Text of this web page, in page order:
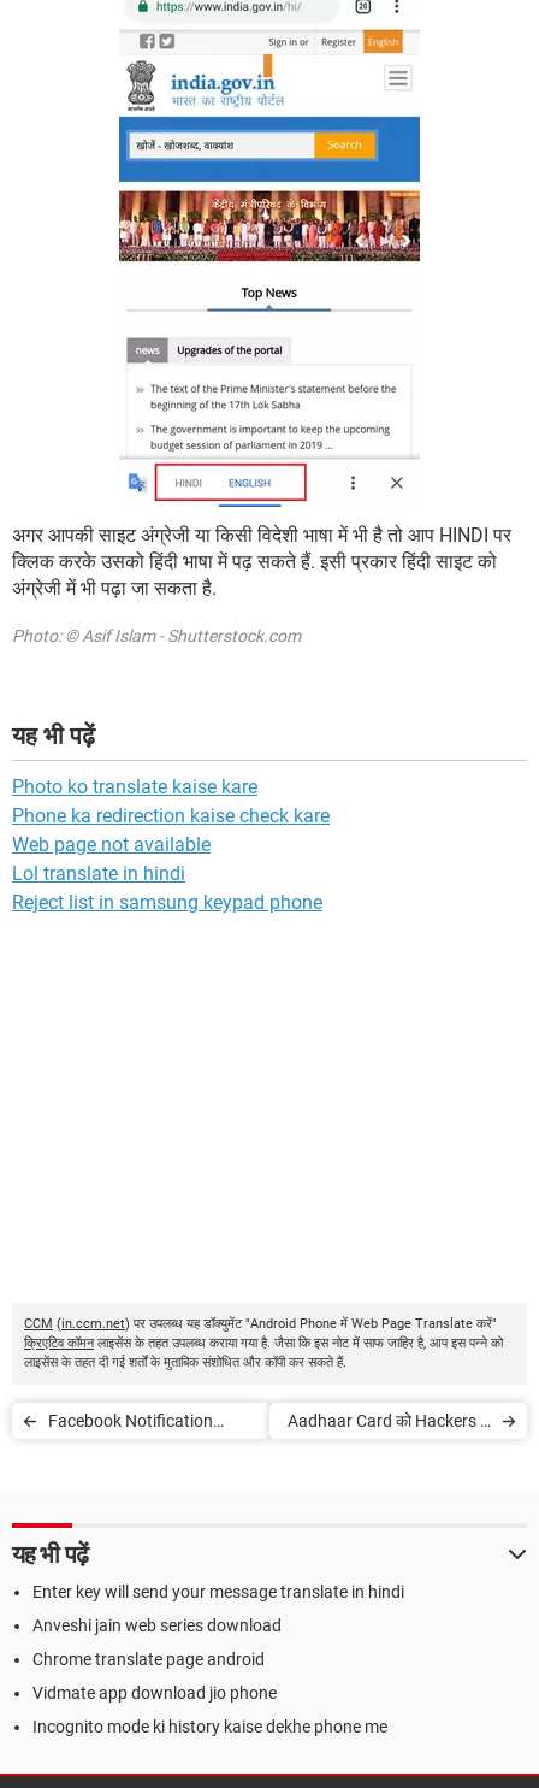
अगर आपकी साइट अंग्रेजी या किसी विदेशी भाषा में भी है तो आप HINDI पर
क्लिक करके उसको हिंदी भाषा में पढ़ सकते हैं. इसी प्रकार हिंदी साइट को
अंग्रेजी में भी पढ़ा जा सकता है.
Photo: © Asif Islam - Shutterstock.com
यह भी पढ़ें
Photo ko translate kaise kare
Phone ka redirection kaise check kare
Web page not available
Lol translate in hindi
Reject list in samsung keypad phone
CCM (in.ccm.net) पर उपलब्ध यह डॉक्युमेंट "Android Phone में Web Page Translate करें"
क्रिएटिव कॉमनलाइसेंस के तहत उपलब्ध कराया गया है. जैसा कि इस नोट में साफ जाहिर है, आप इस पन्ने को
लाइसेंस के तहत दी गई शर्तों के मुताबिक संशोधित और कॉपी कर सकते हैं.
Facebook Notification
Aadhaar Card को Hackers से
यह भी पढ़ें
Enter key will send your message translate in hindi
Anveshi jain web series download
Chrome translate page android
Vidmate app download jio phone
Incognito mode ki history kaise dekhe phone me